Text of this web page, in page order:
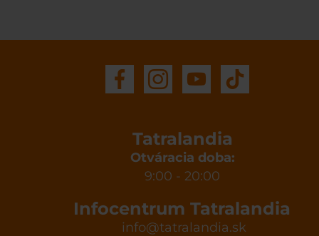
Tatralandia
Otváracia doba:
9:00 - 20:00
Infocentrum Tatralandia
info@tatralandia.sk